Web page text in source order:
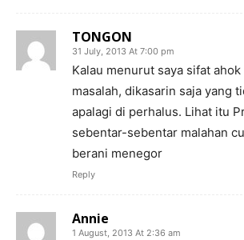
TONGON
31 July, 2013 At 7:00 pm
Kalau menurut saya sifat
masalah, dikasarin saja yang
apalagi di perhalus. Lihat itu
sebentar-sebentar malahan
berani menegor
Reply
Annie
1 August, 2013 At 2:36 am